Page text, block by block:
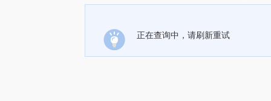
正在查询中，请刷新重试